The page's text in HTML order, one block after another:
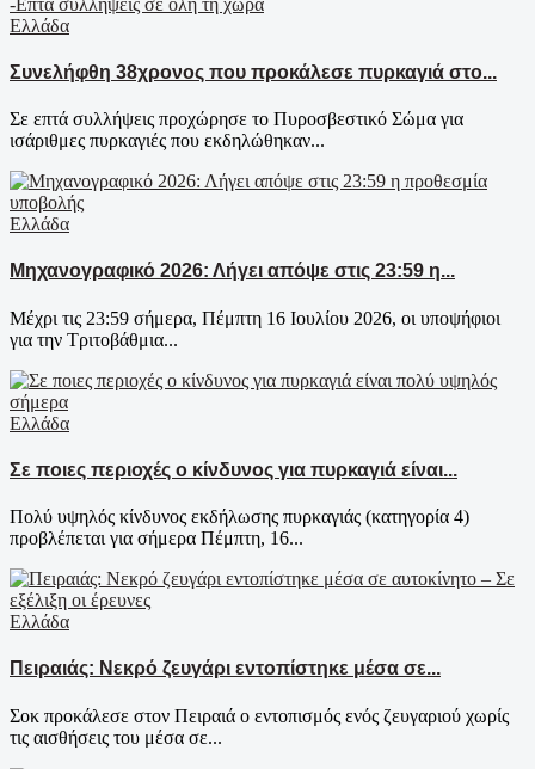
Ελλάδα
Συνελήφθη 38χρονος που προκάλεσε πυρκαγιά στο...
Σε επτά συλλήψεις προχώρησε το Πυροσβεστικό Σώμα για
ισάριθμες πυρκαγιές που εκδηλώθηκαν...
Ελλάδα
Μηχανογραφικό 2026: Λήγει απόψε στις 23:59 η...
Μέχρι τις 23:59 σήμερα, Πέμπτη 16 Ιουλίου 2026, οι υποψήφιοι
για την Τριτοβάθμια...
Ελλάδα
Σε ποιες περιοχές ο κίνδυνος για πυρκαγιά είναι...
Πολύ υψηλός κίνδυνος εκδήλωσης πυρκαγιάς (κατηγορία 4)
προβλέπεται για σήμερα Πέμπτη, 16...
Ελλάδα
Πειραιάς: Νεκρό ζευγάρι εντοπίστηκε μέσα σε...
Σοκ προκάλεσε στον Πειραιά ο εντοπισμός ενός ζευγαριού χωρίς
τις αισθήσεις του μέσα σε...